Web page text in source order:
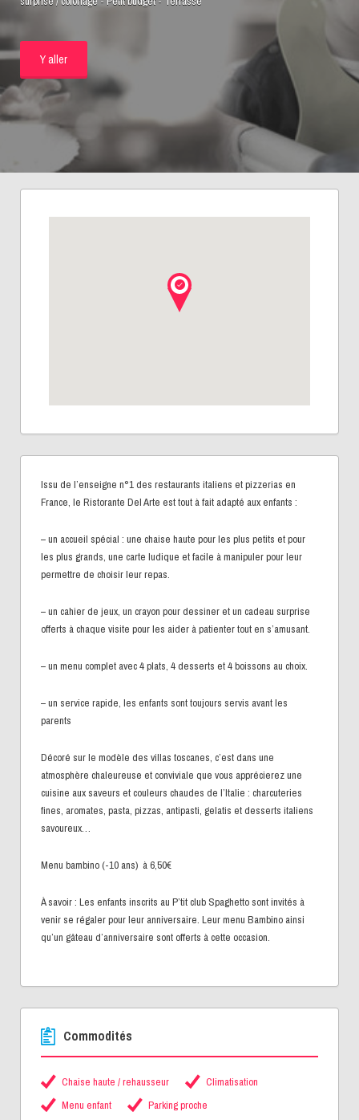
Y aller
Issu de l’enseigne n°1 des restaurants italiens et pizzerias en
France, le Ristorante Del Arte est tout à fait adapté aux enfants :
– un accueil spécial : une chaise haute pour les plus petits et pour
les plus grands, une carte ludique et facile à manipuler pour leur
permettre de choisir leur repas.
– un cahier de jeux, un crayon pour dessiner et un cadeau surprise
offerts à chaque visite pour les aider à patienter tout en s’amusant.
– un menu complet avec 4 plats, 4 desserts et 4 boissons au choix.
– un service rapide, les enfants sont toujours servis avant les
parents
Décoré sur le modèle des villas toscanes, c’est dans une
atmosphère chaleureuse et conviviale que vous apprécierez une
cuisine aux saveurs et couleurs chaudes de l’Italie : charcuteries
fines, aromates, pasta, pizzas, antipasti, gelatis et desserts italiens
savoureux…
Menu bambino (-10 ans) à 6,50€
À savoir : Les enfants inscrits au P’tit club Spaghetto sont invités à
venir se régaler pour leur anniversaire. Leur menu Bambino ainsi
qu’un gâteau d’anniversaire sont offerts à cette occasion.
Commodités
Chaise haute / rehausseur
Climatisation
Menu enfant
Parking proche